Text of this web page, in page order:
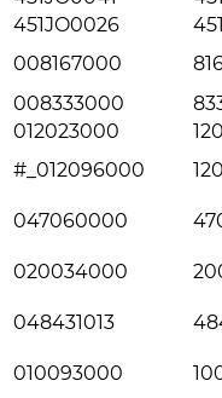
451JO0026
008167000
008333000
012023000
#_012096000
047060000
020034000
048431013
010093000